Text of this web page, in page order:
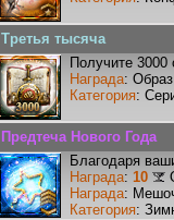
Третья тысяча
Получите 3000
Награда: Образ
Категория:
Предтеча Нового Года
Благодаря
Награда: 10
Награда:
Категория: